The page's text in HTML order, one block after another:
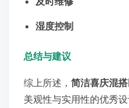
湿度控制
总结与建议
综上所述， 简洁喜庆混
美观性与实用性的优秀